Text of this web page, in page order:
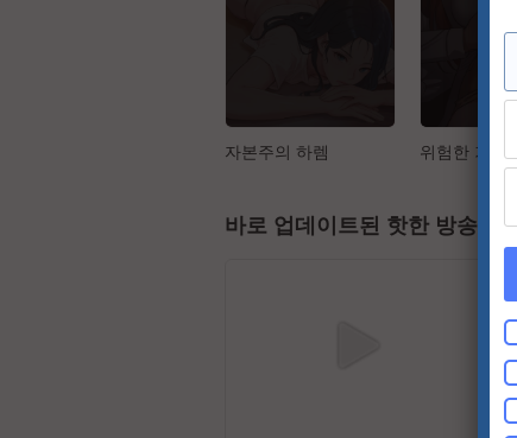
자본주의 하렘
바로 업데이트된 핫한 방송